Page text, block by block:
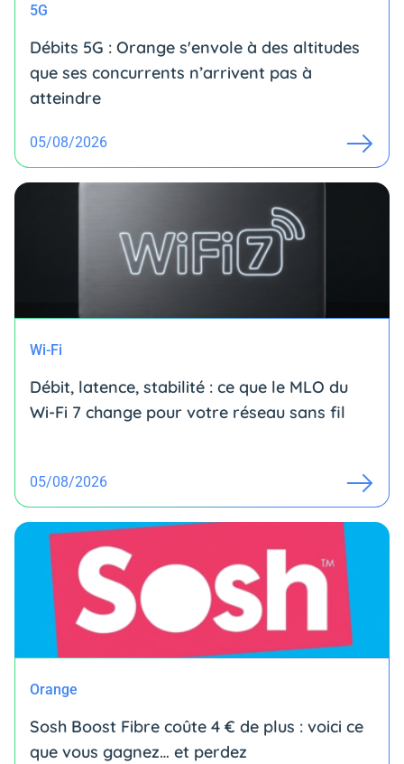
5G
Débits 5G : Orange s'envole à des altitudes
que ses concurrents n’arrivent pas à
atteindre
05/08/2026
Wi-Fi
Débit, latence, stabilité : ce que le MLO du
Wi-Fi 7 change pour votre réseau sans fil
05/08/2026
Orange
Sosh Boost Fibre coûte 4 € de plus : voici ce
que vous gagnez… et perdez